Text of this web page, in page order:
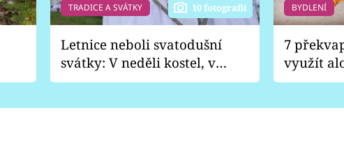
TRADICE A SVÁTKY 10 fotografií
Letnice neboli svatodušní
svátky: V neděli kostel, v
pondělí zábava
BYDLENÍ
7
využít